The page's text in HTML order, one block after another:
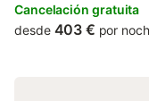
with a fridge and a
Cancelación gratuita
desde 403 € por